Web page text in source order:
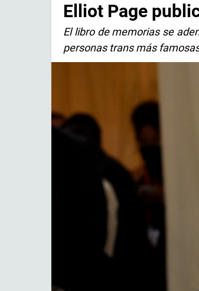
Elliot Page
El libro de memorias se
personas trans más